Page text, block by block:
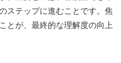
ステップに進むことです。焦
とが、最終的な理解度の向上